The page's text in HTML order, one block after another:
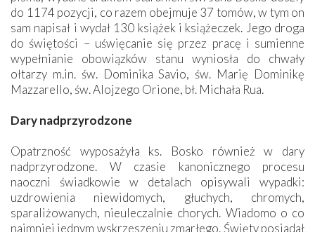
do 1174 pozycji, co razem obejmuje 37 tomów, w tym on
sam napisał i wydał 130 książek i książeczek. Jego droga
do świętości – uświęcanie się przez pracę i sumienne
wypełnianie obowiązków stanu wyniosła do chwały
ołtarzy m.in. św. Dominika Savio, św. Marię Dominikę
Mazzarello, św. Alojzego Orione, bł. Michała Rua.
Dary nadprzyrodzone
Opatrzność wyposażyła ks. Bosko również w dary
nadprzyrodzone. W czasie kanonicznego procesu
naoczni świadkowie w detalach opisywali wypadki:
uzdrowienia niewidomych, głuchych, chromych,
sparaliżowanych, nieuleczalnie chorych. Wiadomo o co
najmniej jednym wskrzeszeniu zmarłego. Święty posiadał